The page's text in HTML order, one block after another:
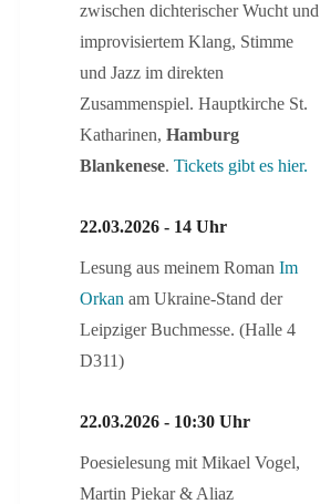
zwischen dichterischer Wucht und
improvisiertem Klang, Stimme
und Jazz im direkten
Zusammenspiel. Hauptkirche St.
Katharinen,Hamburg
Blankenese.Tickets gibt es hier.
22.03.2026 - 14 Uhr
Lesung aus meinem RomanIm
Orkan am Ukraine-Stand der
Leipziger Buchmesse. (Halle 4
D311)
22.03.2026 - 10:30 Uhr
Poesielesung mit Mikael Vogel,
Martin Piekar & Aliaz